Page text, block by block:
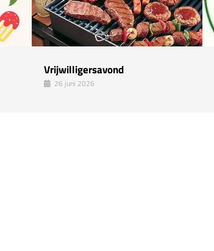
Vrijwilligersavond
26 juni 2026